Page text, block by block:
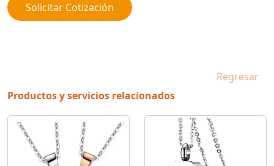
Solicitar Cotización
Regresar
Productos y servicios relacionados